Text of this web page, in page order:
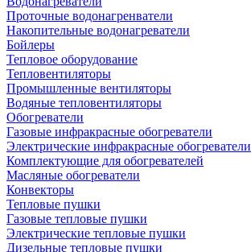
Проточные водонагренватели
Накопительные водонагреватели
Бойлеры
Тепловое оборудование
Тепловентиляторы
Промышленные вентиляторы
Водяные тепловентиляторы
Обогреватели
Газовые инфракрасные обогреватели
Электрические инфракрасные обогреватели
Комплектующие для обогревателей
Масляные обогреватели
Конвекторы
Тепловые пушки
Газовые тепловые пушки
Электрические тепловые пушки
Дизельные тепловые пушки